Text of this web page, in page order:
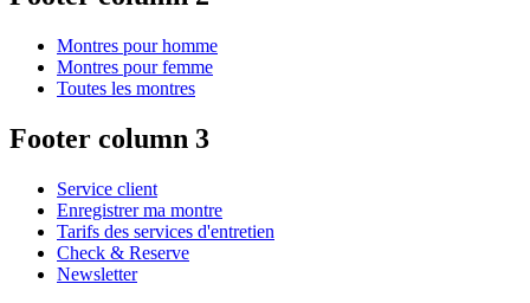
Montres pour homme
Montres pour femme
Toutes les montres
Footer column 3
Service client
Enregistrer ma montre
Tarifs des services d'entretien
Check & Reserve
Newsletter